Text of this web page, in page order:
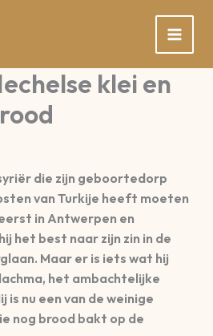
klei en
die zijn geboortedorp
van Turkije heeft moeten
in Antwerpen en
het best naar zijn zin in de
Maar er is iets wat hij
het ambachtelijke
is nu een van de weinige
nog brood bakt op de